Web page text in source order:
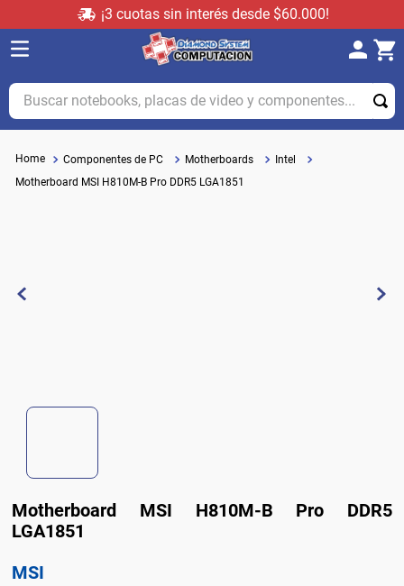
¡3 cuotas sin interés desde $60.000!
Buscar notebooks, placas de video y componentes...
Componentes de PC Motherboards
Intel
Motherboard MSI H810M-B Pro DDR5 LGA1851
Motherboard MSI H810M-B Pro DDR5
LGA1851
MSI